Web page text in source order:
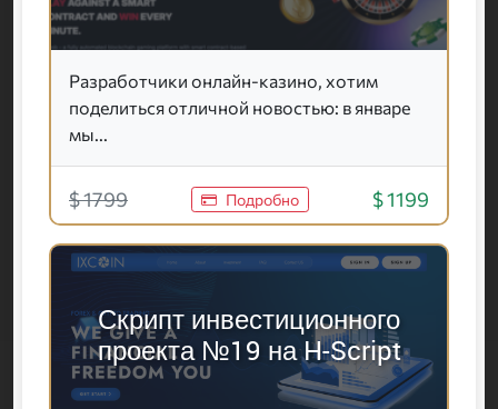
Разработчики онлайн-казино, хотим
поделиться отличной новостью: в январе
мы...
$ 1799 Подробно $ 1199
Скрипт инвестиционного
проекта №19 на H-Script